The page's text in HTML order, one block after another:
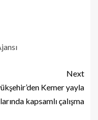
Next
Kemer yayla
kapsamlı çalışma